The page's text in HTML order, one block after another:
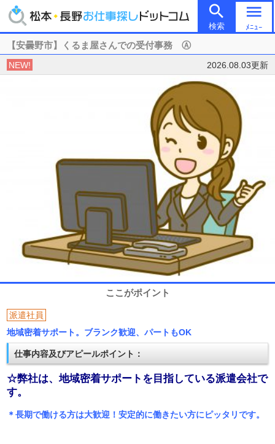

検索
menu
ﾒﾆｭｰ
【安曇野市】くるま屋さんでの受付事務 Ⓐ
NEW! 2026.08.03更新
ここがポイント
派遣社員
地域密着サポート。ブランク歓迎、パートもOK
仕事内容及びアピールポイント：
☆弊社は、地域密着サポートを目指している派遣会社で
す。
＊長期で働ける方は大歓迎！安定的に働きたい方にピッタリです。